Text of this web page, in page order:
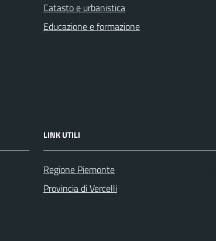
Catasto e urbanistica
Educazione e formazione
LINK UTILI
Regione Piemonte
Provincia di Vercelli